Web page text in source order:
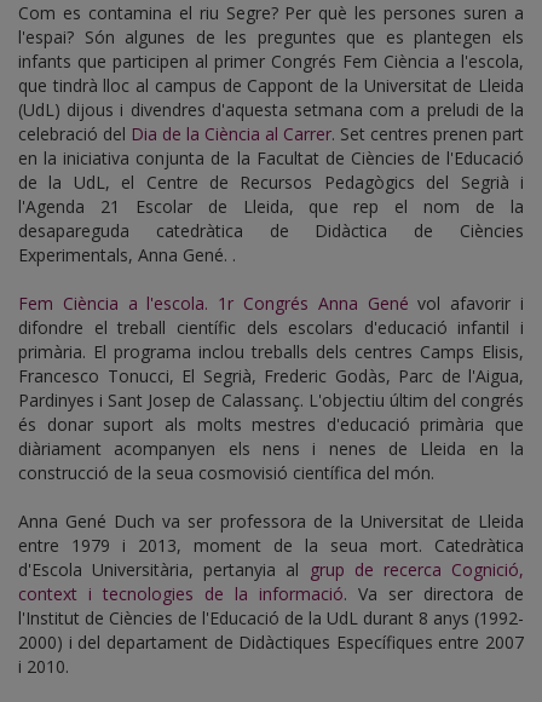
Com es contamina el riu Segre? Per què les persones suren a
l'espai? Són algunes de les preguntes que es plantegen els
infants que participen al primer Congrés Fem Ciència a l'escola,
que tindrà lloc al campus de Cappont de la Universitat de Lleida
(UdL) dijous i divendres d'aquesta setmana com a preludi de la
celebració del Dia de la Ciència al Carrer. Set centres prenen part
en la iniciativa conjunta de la Facultat de Ciències de l'Educació
de la UdL, el Centre de Recursos Pedagògics del Segrià i
l'Agenda 21 Escolar de Lleida, que rep el nom de la
desapareguda catedràtica de Didàctica de Ciències
Experimentals, Anna Gené. .
Fem Ciència a l'escola. 1r Congrés Anna Gené vol afavorir i
difondre el treball científic dels escolars d'educació infantil i
primària. El programa inclou treballs dels centres Camps Elisis,
Francesco Tonucci, El Segrià, Frederic Godàs, Parc de l'Aigua,
Pardinyes i Sant Josep de Calassanç. L'objectiu últim del congrés
és donar suport als molts mestres d'educació primària que
diàriament acompanyen els nens i nenes de Lleida en la
construcció de la seua cosmovisió científica del món.
Anna Gené Duch va ser professora de la Universitat de Lleida
entre 1979 i 2013, moment de la seua mort. Catedràtica
d'Escola Universitària, pertanyia al
grup de recerca Cognició,
context i tecnologies de la informació. Va ser directora de
l'Institut de Ciències de l'Educació de la UdL durant 8 anys (1992-
2000) i del departament de Didàctiques Específiques entre 2007
i 2010.